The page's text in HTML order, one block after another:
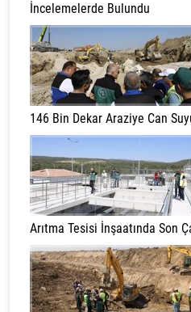
İncelemelerde Bulundu
146 Bin Dekar Araziye Can
Arıtma Tesisi İnşaatında Son